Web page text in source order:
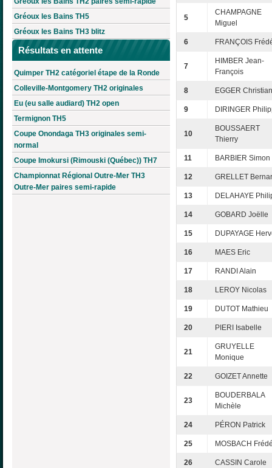
Gréoux les Bains TH5
Gréoux les Bains TH3 blitz
Résultats en attente
Quimper TH2 catégoriel étape de la Ronde
Colleville-Montgomery TH2 originales
Eu (eu salle audiard) TH2 open
Termignon TH5
Coupe Onondaga TH3 originales semi-
normal
Coupe Imokursi (Rimouski (Québec)) TH7
Championnat Régional Outre-Mer TH3
Outre-Mer paires semi-rapide
5
CHAMPAGNE
Miguel
6 FRANÇOIS
7
HIMBER Jean-
François
8 EGGER Christian
9 DIRINGER
10
BOUSSAERT
Thierry
11 BARBIER Simon
12 GRELLET
13 DELAHAYE
14 GOBARD Joëlle
15 DUPAYAGE
16 MAES Eric
17 RANDI Alain
18 LEROY Nicolas
19 DUTOT Mathieu
20 PIERI Isabelle
21
GRUYELLE
Monique
22 GOIZET Annette
23
BOUDERBALA
Michèle
24 PÉRON Patrick
25 MOSBACH
26 CASSIN Carole